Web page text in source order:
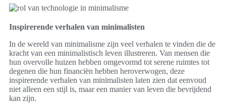
Inspirerende verhalen van minimalisten
In de wereld van minimalisme zijn veel verhalen te vinden die de
kracht van een minimalistisch leven illustreren. Van mensen die
hun overvolle huizen hebben omgevormd tot serene ruimtes tot
degenen die hun financiën hebben heroverwogen, deze
inspirerende verhalen van minimalisten laten zien dat eenvoud
niet alleen een stijl is, maar een manier van leven die bevrijdend
kan zijn.